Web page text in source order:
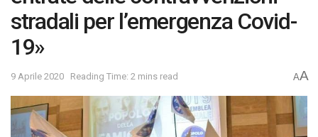
stradali per l’emergenza Covid-
19»
9 Aprile 2020 Reading Time: 2 mins read AA